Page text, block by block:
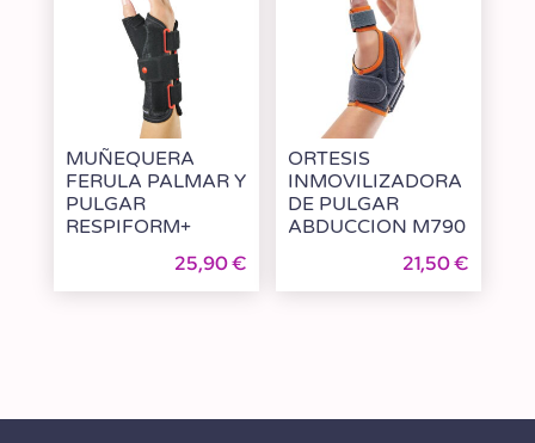
MUÑEQUERA
FERULA PALMAR Y
PULGAR
RESPIFORM+
25,90€
ORTESIS
INMOVILIZADORA
DE PULGAR
ABDUCCION M790
21,50€